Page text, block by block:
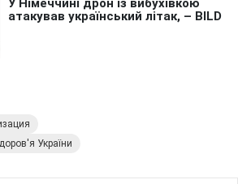
України